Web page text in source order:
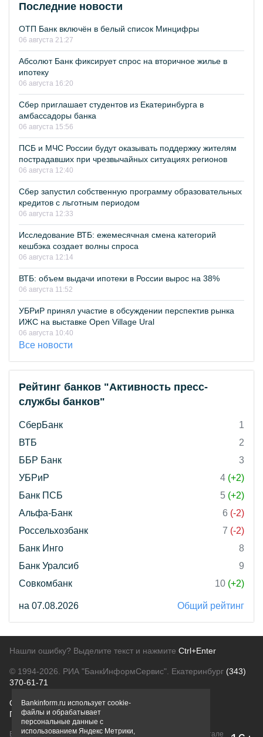
Последние новости
ОТП Банк включён в белый список Минцифры
06 августа 21:27
Абсолют Банк фиксирует спрос на вторичное жилье в
ипотеку
06 августа 16:20
Сбер приглашает студентов из Екатеринбурга в
амбассадоры банка
06 августа 15:56
ПСБ и МЧС России будут оказывать поддержку жителям
пострадавших при чрезвычайных ситуациях регионов
06 августа 12:40
Сбер запустил собственную программу образовательных
кредитов с льготным периодом
06 августа 12:33
Исследование ВТБ: ежемесячная смена категорий
кешбэка создает волны спроса
06 августа 12:14
ВТБ: объем выдачи ипотеки в России вырос на 38%
06 августа 11:52
УБРиР принял участие в обсуждении перспектив рынка
ИЖС на выставке Open Village Ural
06 августа 10:40
Все новости
Рейтинг банков "Активность пресс-
службы банков"
СберБанк
1
ВТБ
2
ББР Банк
3
УБРиР
4 (+2)
Банк ПСБ
5 (+2)
Альфа-Банк
6 (-2)
Россельхозбанк
7 (-2)
Банк Инго
8
Банк Уралсиб
9
Совкомбанк
10 (+2)
на 07.08.2026 Общий рейтинг
Нашли ошибку? Выделите текст и нажмите Ctrl+Enter
© 1994-2026. РИА "БанкИнформСервис". Екатеринбург (343)
370-61-71
О проектеПолитика конфиденциальности
Правовая информацияДля рекламодателей
Вся информация о продуктах банков, размещенная на портале
Bankinform.ru использует cookie-
файлы и обрабатывает
персональные данные с
использованием Яндекс Метрики,